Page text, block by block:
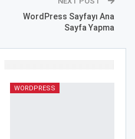
WordPress Sayfayı Ana
Sayfa Yapma
WORDPRESS